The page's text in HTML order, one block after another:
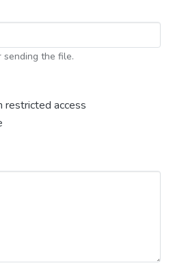
sending the file.
access